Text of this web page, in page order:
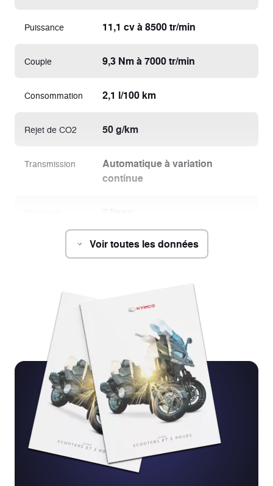
Puissance 11,1 cv à 8500 tr/min
Couple 9,3 Nm à 7000 tr/min
Consommation 2,1 l/100 km
Rejet de CO2 50 g/km
Transmission
Automatique à variation
continue
Dimensions
(L x l x h)
2030 x 747 x 1156 mm
Empattement
Hauteur de
selle
810 mm
Suspension
AV
Fourche télescopique
Deux amortisseurs hydrauliques
Voir toutes les données